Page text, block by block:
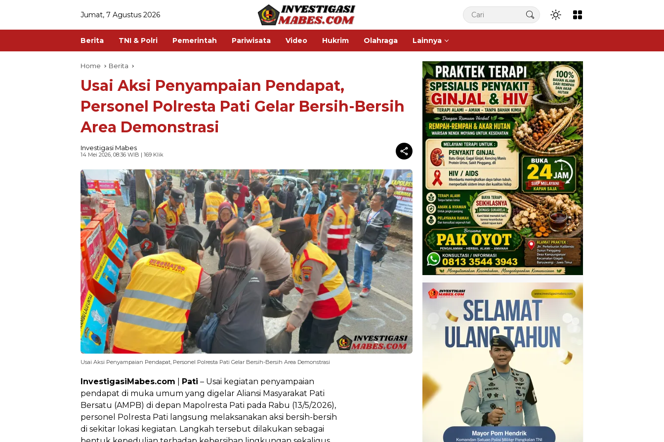
Jumat, 7 Agustus 2026
Berita TNI & Polri Pemerintah Pariwisata Video Hukrim Olahraga Lainnya
Home Berita
Usai Aksi Penyampaian Pendapat,
Personel Polresta Pati Gelar Bersih-Bersih
Area Demonstrasi
Investigasi Mabes
14 Mei 2026, 08:36 WIB | 169 Klik
Usai Aksi Penyampaian Pendapat, Personel Polresta Pati Gelar Bersih-Bersih Area Demonstrasi
InvestigasiMabes.com Pati – Usai kegiatan penyampaian
pendapat di muka umum yang digelar Aliansi Masyarakat Pati
Bersatu (AMPB) di depan Mapolresta Pati pada Rabu (13/5/2026),
personel Polresta Pati langsung melaksanakan aksi bersih-bersih
di sekitar lokasi kegiatan. Langkah tersebut dilakukan sebagai